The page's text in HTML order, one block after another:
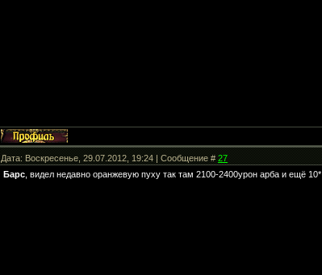
Дата: Воскресенье, 29.07.2012, 19:24 | Сообщение #27
Барс , видел недавно оранжевую пуху так там 2100-2400урон арба и ещё 10*